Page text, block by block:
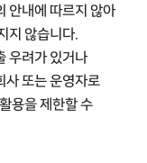
안내에 따르지 않아
지 않습니다.
우려가 있거나
사 또는 운영자로
용을 제한할 수